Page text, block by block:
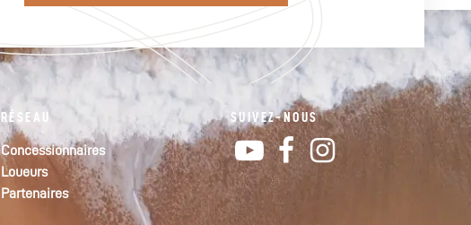
RÉSEAU
Concessionnaires
Loueurs
Partenaires
SUIVEZ-NOUS
YouTube
Facebook
Instagram